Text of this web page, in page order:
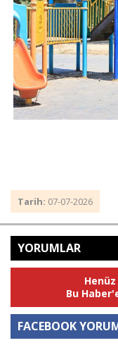
Tarih: 07-07-2026
YORUMLAR
Bu
FACEBOOK